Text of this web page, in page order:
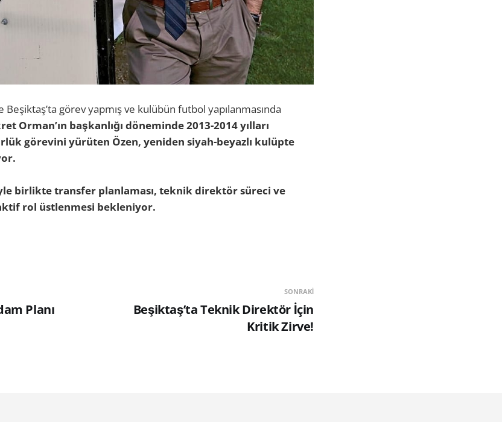
görev yapmış ve kulübün futbol yapılanmasında
Orman’ın başkanlığı döneminde 2013-2014 yılları
görevini yürüten Özen, yeniden siyah-beyazlı kulüpte
birlikte transfer planlaması, teknik direktör süreci ve
rol üstlenmesi bekleniyor.
Planı
SONRAKI
Beşiktaş’ta Teknik Direktör İçin
Kritik Zirve!